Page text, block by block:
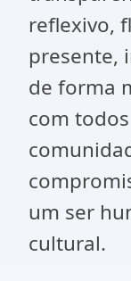
reflexivo,
presente,
de forma
com
um ser
cultural.